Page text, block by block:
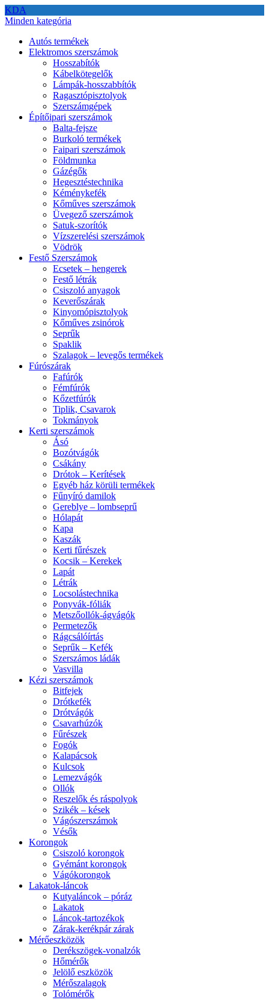
KDA
Minden kategória
Autós termékek
Elektromos szerszámok
Hosszabítók
Kábelkötegelők
Lámpák-hosszabbítók
Ragasztópisztolyok
Szerszámgépek
Építőipari szerszámok
Balta-fejsze
Burkoló termékek
Faipari szerszámok
Földmunka
Gázégők
Hegesztéstechnika
Kéménykefék
Kőműves szerszámok
Üvegező szerszámok
Satuk-szorítók
Vízszerelési szerszámok
Vödrök
Festő Szerszámok
Ecsetek – hengerek
Festő létrák
Csiszoló anyagok
Keverőszárak
Kinyomópisztolyok
Kőműves zsinórok
Seprűk
Spaklik
Szalagok – levegős termékek
Fúrószárak
Fafúrók
Fémfúrók
Kőzetfúrók
Tiplik, Csavarok
Tokmányok
Kerti szerszámok
Ásó
Bozótvágók
Csákány
Drótok – Kerítések
Egyéb ház körüli termékek
Fűnyíró damilok
Gereblye – lombseprű
Hólapát
Kapa
Kaszák
Kerti fűrészek
Kocsik – Kerekek
Lapát
Létrák
Locsolástechnika
Ponyvák-fóliák
Metszőollók-ágvágók
Permetezők
Rágcsálóírtás
Seprűk – Kefék
Szerszámos ládák
Vasvilla
Kézi szerszámok
Bitfejek
Drótkefék
Drótvágók
Csavarhúzók
Fűrészek
Fogók
Kalapácsok
Kulcsok
Lemezvágók
Ollók
Reszelők és ráspolyok
Szikék – kések
Vágószerszámok
Vésők
Korongok
Csiszoló korongok
Gyémánt korongok
Vágókorongok
Lakatok-láncok
Kutyaláncok – póráz
Lakatok
Láncok-tartozékok
Zárak-kerékpár zárak
Mérőeszközök
Derékszögek-vonalzók
Hőmérők
Jelölő eszközök
Mérőszalagok
Tolómérők